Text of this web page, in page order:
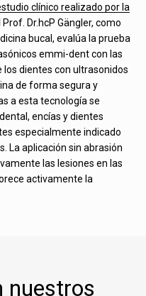
clínico realizado por la
Prof. Dr.hcP Gängler, como
bucal, evalúa la prueba
emmi-dent con las
dientes con ultrasonidos
de forma segura y
a esta tecnología se
encías y dientes
especialmente indicado
La aplicación sin abrasión
las lesiones en las
activamente la
nuestros